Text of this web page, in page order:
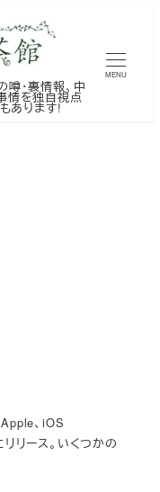
・裏情報、中
情を独自視点
あります!
MENU
Apple、iOS
リース。いくつかの